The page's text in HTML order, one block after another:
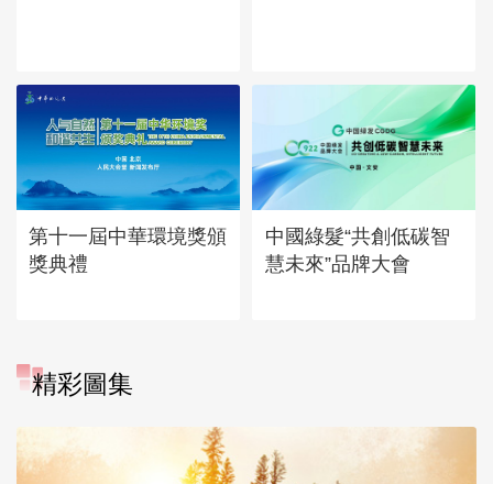
第十一屆中華環境獎頒
獎典禮
中國綠髮“共創低碳智
慧未來”品牌大會
精彩圖集